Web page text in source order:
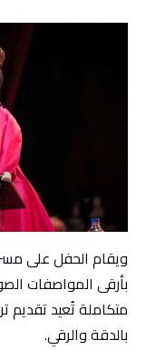
ويقام الحفل على
بأرقى المواصفات
متكاملة تُعيد تقديم
بالدقة والرقي.